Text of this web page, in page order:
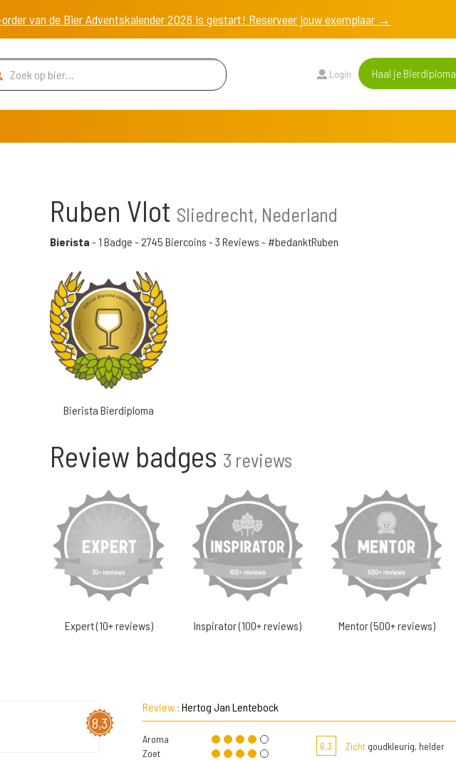
van de Bier Adventskalender 2026 is gestart! Reserveer jouw exemplaar →
Login Haal je Bierdiploma
Ruben Vlot Sliedrecht, Nederland
Bierista - 1 Badge - 2745 Biercoins - 3 Reviews - #bedanktRuben
Bierista Bierdiploma
Review badges 3 reviews
Expert (10+ reviews) Inspirator (100+ reviews) Mentor (500+ reviews)
8,3
Review : Hertog Jan Lentebock
Aroma
Zoet
6,3 Zichtgoudkleurig, helder